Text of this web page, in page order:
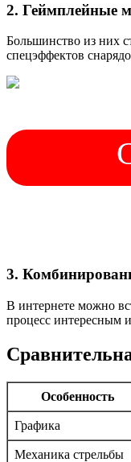
2. Геймплейные
Большинство из них
спецэффектов
3.
В интернете можно
процесс интересным
Особенность
Графика
Механика стрельбы